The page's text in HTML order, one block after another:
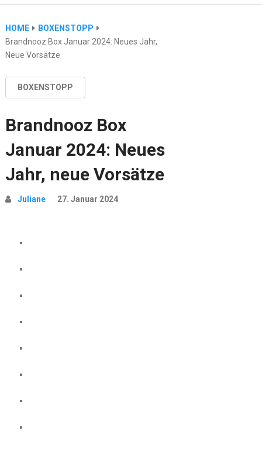
HOME
BOXENSTOPP
Brandnooz Box Januar 2024: Neues Jahr,
Neue Vorsätze
BOXENSTOPP
Brandnooz Box
Januar 2024: Neues
Jahr, neue Vorsätze
Juliane 27. Januar 2024